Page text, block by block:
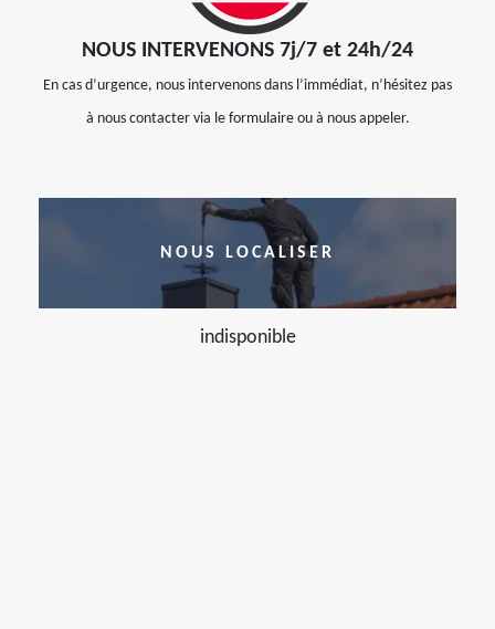
NOUS INTERVENONS 7j/7 et 24h/24
En cas d’urgence, nous intervenons dans l’immédiat, n’hésitez pas
à nous contacter via le formulaire ou à nous appeler.
NOUS LOCALISER
indisponible